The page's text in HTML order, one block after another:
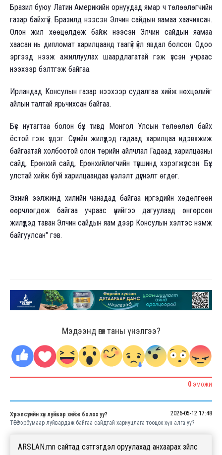
Бразил буюу Латин Америкийн орнуудад ямар ч төлөөлөгчийн
газар байхгүй. Бразилд нээсэн Элчин сайдын яамаа хаачихсан.
Олон жил хөөцөлдөж байж нээсэн Элчин сайдын яамаа
хаасан нь дипломат харилцаанд таагүй үйл явдал болсон. Одоо
эргээд нээж ажиллуулах шаардлагатай гэж үзсэн учраас
нээхээр бэлтгэж байгаа.
Ирландад Консулын газар нээхээр судалгаа хийж нөхцөлийг
айлын талтай ярьчихсан байгаа.
Бүс нутагтаа болон бүх тивд Монгол Улсын төлөөлөл байх
ёстой гэж үздэг. Сүүлийн жилүүдэд гадаад харилцаа идэвхжиж
байгаатай холбоотой олон төрийн айлчлал Гадаад харилцааны
сайд, Ерөнхий сайд, Ерөнхийлөгчийн түвшинд хэрэгжүүлсэн. Бүх
улстай хийж буй харилцаандаа үнэлэлт дүгнэлт өгдөг.
Эхний ээлжинд хилийн чанадад байгаа иргэдийн хөдөлгөөн
өөрчлөгдөж байгаа учраас үүнийгээ дагуулаад өнгөрсөн
жилүүдэд таван Элчин сайдын яам дээр Консулын хэлтэс нэмж
байгуулсан" гэв.
Мэдээнд өгөх таны үнэлгээ?
0 ЭМОЖИ
Хүрэлсүхийн хүн луйвар хийж болох уу?
2026-05-12 17:48
ТӨРӨӨ тэрбумаар луйвардаж байгаа сайдтай хариуцлага тооцох хүн алга уу?
ARSLAN.mn сайтад сэтгэгдэл оруулахад анхаарах зүйлс